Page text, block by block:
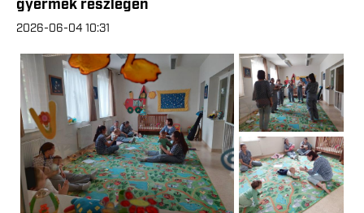
gyermek részlegén
2026-06-04 10:31